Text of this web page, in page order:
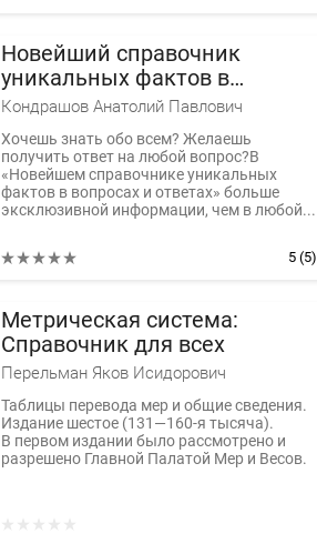
Новейший справочник
уникальных фактов в
вопросах и ответах
Кондрашов Анатолий Павлович
Хочешь знать обо всем? Желаешь
получить ответ на любой вопрос?В
«Новейшем справочнике уникальных
фактов в вопросах и ответах» больше
эксклюзивной информации, чем в любой...
5 (5)
Метрическая система:
Справочник для всех
Перельман Яков Исидорович
Таблицы перевода мер и общие сведения.
Издание шестое (131—160-я тысяча).
В первом издании было рассмотрено и
разрешено Главной Палатой Мер и Весов.